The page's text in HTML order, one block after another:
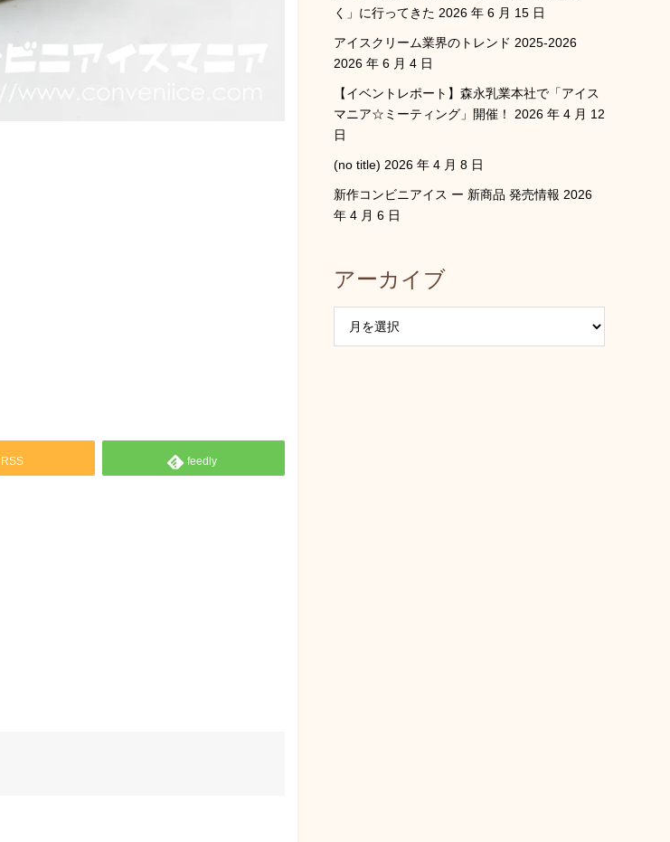
RSS feedly
く」に行ってきた 2026 年 6 月 15 日
アイスクリーム業界のトレンド 2025-2026
2026 年 6 月 4 日
【イベントレポート】森永乳業本社で「アイス
マニア☆ミーティング」開催！
2026 年 4 月 12
日
(no title) 2026 年 4 月 8 日
新作コンビニアイス ー 新商品 発売情報 2026
年 4 月 6 日
アーカイブ